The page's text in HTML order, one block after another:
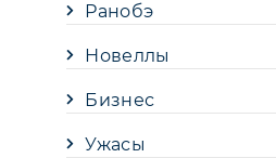
Ранобэ
Новеллы
Бизнес
Ужасы